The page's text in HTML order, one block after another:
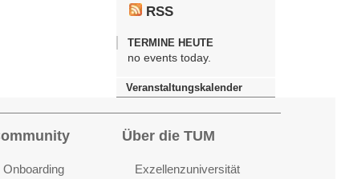
RSS
TERMINE HEUTE
no events today.
Veranstaltungskalender
Onboarding
Über die TUM
Exzellenzuniversität